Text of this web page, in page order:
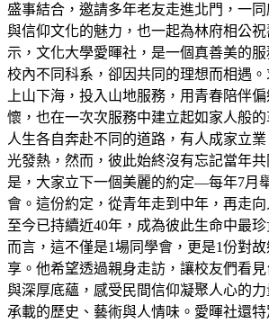
盛事結合，邀請多年老友走進北門，一
與信仰文化的魅力，也一起為林府相公
示，文化大學愛暉社，是一個真善美的
校內不同科系，卻因共同的理想而相遇
上山下海，投入山地服務，用青春陪伴
懷，也在一次次服務中建立起如家人般的
人生各自奔赴不同的道路，有人成家立
光發熱，然而，彼此始終沒有忘記當年
是，大家立下一個美麗的約定—每年7月
會。這份約定，從青年走到中年，再走向
至今已持續近40年，成為彼此生命中最
而言，這不僅是1場同學會，更是1份對
享。他希望透過親身走訪，讓校友們看
與深厚底蘊，感受民間信仰凝聚人心的
承載的歷史、藝術與人情味。愛暉社還